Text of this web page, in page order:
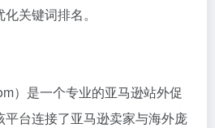
关键词排名。
）是一个专业的亚马逊站外促
台连接了亚马逊卖家与海外庞